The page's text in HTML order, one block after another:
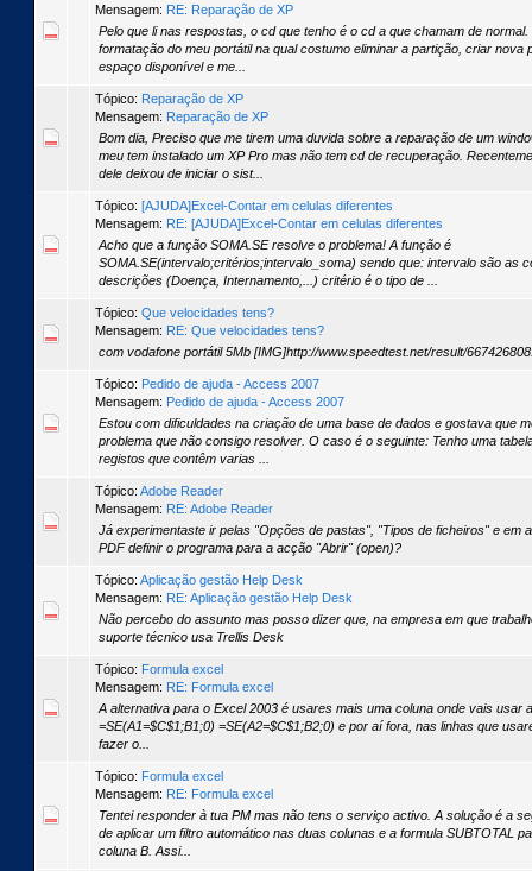
Mensagem: RE: Reparação de XP
Pelo que li nas respostas, o cd que tenho é o cd a que chamam de
formatação do meu portátil na qual costumo eliminar a partição, criar nova
espaço disponível e me...
Tópico: Reparação de XP
Mensagem: Reparação de XP
Bom dia, Preciso que me tirem uma duvida sobre a reparação de um
meu tem instalado um XP Pro mas não tem cd de recuperação.
dele deixou de iniciar o sist...
Tópico: [AJUDA]Excel-Contar em celulas diferentes
Mensagem: RE: [AJUDA]Excel-Contar em celulas diferentes
Acho que a função SOMA.SE resolve o problema! A função é
SOMA.SE(intervalo;critérios;intervalo_soma) sendo que: intervalo são as
descrições (Doença, Internamento,...) critério é o tipo de ...
Tópico: Que velocidades tens?
Mensagem: RE: Que velocidades tens?
com vodafone portátil 5Mb [IMG]http://www.speedtest.net/result/
Tópico: Pedido de ajuda - Access 2007
Mensagem: Pedido de ajuda - Access 2007
Estou com dificuldades na criação de uma base de dados e gostava que
problema que não consigo resolver. O caso é o seguinte: Tenho uma
registos que contêm varias ...
Tópico: Adobe Reader
Mensagem: RE: Adobe Reader
Já experimentaste ir pelas "Opções de pastas", "Tipos de ficheiros" e em
PDF definir o programa para a acção "Abrir" (open)?
Tópico: Aplicação gestão Help Desk
Mensagem: RE: Aplicação gestão Help Desk
Não percebo do assunto mas posso dizer que, na empresa em que
suporte técnico usa Trellis Desk
Tópico: Formula excel
Mensagem: RE: Formula excel
A alternativa para o Excel 2003 é usares mais uma coluna onde vais usar
=SE(A1=$C$1;B1;0) =SE(A2=$C$1;B2;0) e por aí fora, nas linhas que
fazer o...
Tópico: Formula excel
Mensagem: RE: Formula excel
Tentei responder à tua PM mas não tens o serviço activo. A solução é a
de aplicar um filtro automático nas duas colunas e a formula SUBTOTAL
coluna B. Assi...